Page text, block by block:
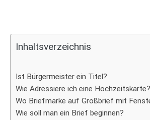
Inhaltsverzeichnis
Ist Bürgermeister ein Titel?
Wie Adressiere ich eine Hochzeitskarte?
Wo Briefmarke auf Großbrief mit
Wie soll man ein Brief beginnen?